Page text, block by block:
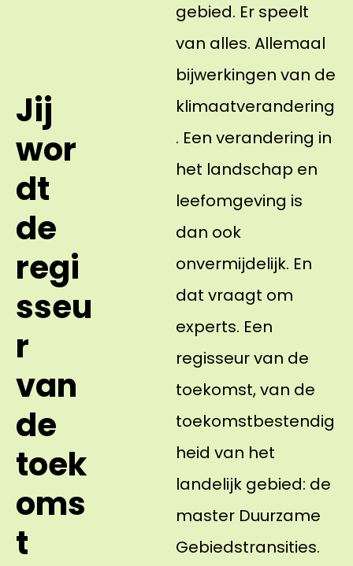
Jij
wor
dt
de
regi
sseu
r
van
de
toek
oms
t
gebied. Er speelt
van alles. Allemaal
bijwerkingen van de
klimaatverandering
. Een verandering in
het landschap en
leefomgeving is
dan ook
onvermijdelijk. En
dat vraagt om
experts. Een
regisseur van de
toekomst, van de
toekomstbestendig
heid van het
landelijk gebied: de
master Duurzame
Gebiedstransities.